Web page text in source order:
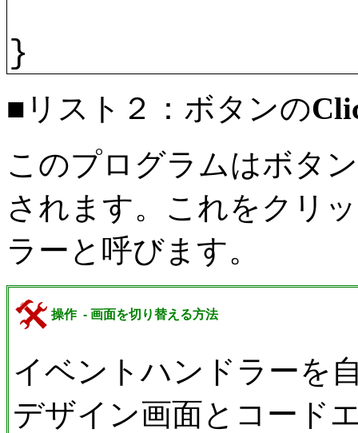
}
■リスト２：ボタンの
このプログラムはボタ
されます。これをクリ
ラーと呼びます。
操作 - 画面を切り替える方法
イベントハンドラーを
デザイン画面とコード